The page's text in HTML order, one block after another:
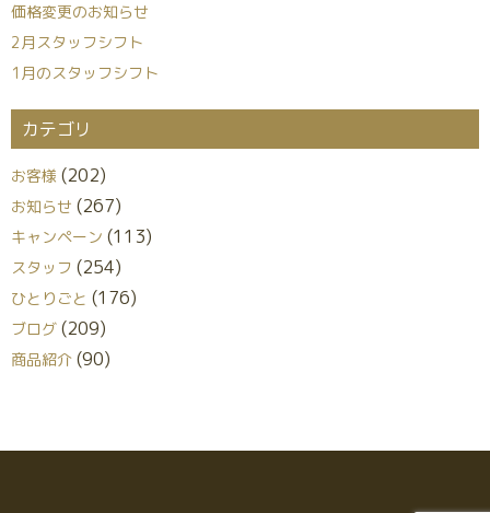
価格変更のお知らせ
2月スタッフシフト
1月のスタッフシフト
カテゴリ
お客様 (202)
お知らせ (267)
キャンペーン (113)
スタッフ (254)
ひとりごと (176)
ブログ (209)
商品紹介 (90)